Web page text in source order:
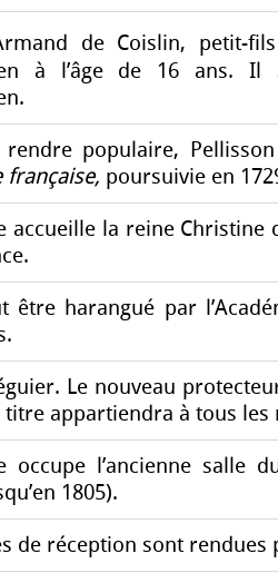
de Coislin, petit-
à l’âge de 16 ans.
populaire, Pellisson
française, poursuivie en
accueille la reine Christine
être harangué par
Le nouveau
appartiendra à tous les
occupe l’ancienne salle
1805).
de réception sont rendues